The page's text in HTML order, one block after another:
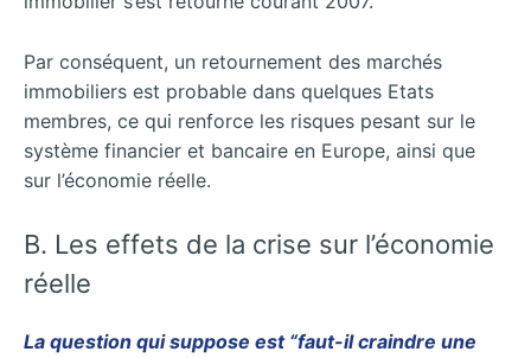
Par conséquent, un retournement des marchés
immobiliers est probable dans quelques Etats
membres, ce qui renforce les risques pesant sur le
système financier et bancaire en Europe, ainsi que
sur l’économie réelle.
B. Les effets de la crise sur l’économie
réelle
La question qui suppose est “faut-il craindre une